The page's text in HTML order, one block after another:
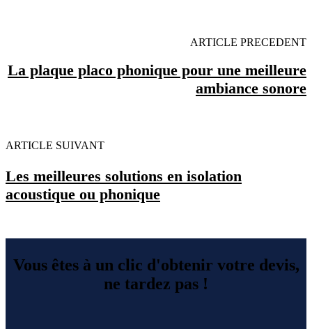
ARTICLE PRECEDENT
La plaque placo phonique pour une meilleure
ambiance sonore
ARTICLE SUIVANT
Les meilleures solutions en isolation
acoustique ou phonique
Vous êtes à un clic d'obtenir votre devis,
ne tardez pas !